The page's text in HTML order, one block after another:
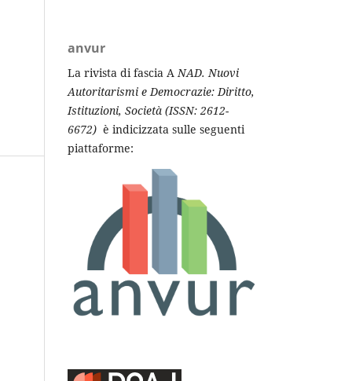
anvur
La rivista di fascia ANAD. Nuovi
Autoritarismi e Democrazie: Diritto,
Istituzioni, Società (ISSN: 2612-
6672) è indicizzata sulle seguenti
piattaforme: